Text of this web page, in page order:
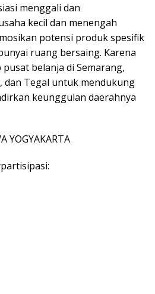
menggali dan
kecil dan menengah
potensi produk spesifik
ruang bersaing. Karena
belanja di Semarang,
dan Tegal untuk mendukung
keunggulan daerahnya
YOGYAKARTA